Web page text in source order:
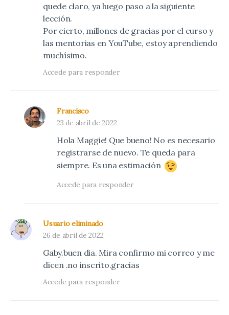
quede claro, ya luego paso a la siguiente
lección.
Por cierto, millones de gracias por el curso y
las mentorias en YouTube, estoy aprendiendo
muchísimo.
Accede para responder
Francisco
23 de abril de 2022
Hola Maggie! Que bueno! No es necesario
registrarse de nuevo. Te queda para
siempre. Es una estimación
Accede para responder
Usuario eliminado
26 de abril de 2022
Gaby.buen dia. Mira confirmo mi correo y me
dicen .no inscrito.gracias
Accede para responder